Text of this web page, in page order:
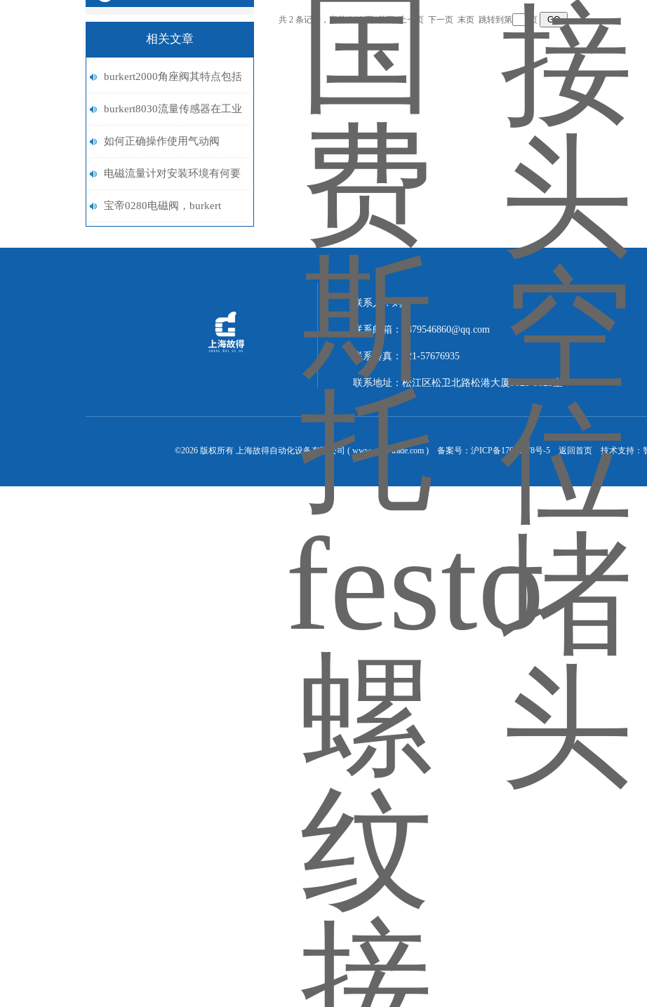
相关文章
burkert2000角座阀其特点包括
哪些呢？
burkert8030流量传感器在工业
领域中的作用
如何正确操作使用气动阀
电磁流量计对安装环境有何要
求？
宝帝0280电磁阀，burkert
共 2 条记录，当前 1 / 1 页 首页 上一页 下一页 末页 跳转到第 页
联系人：刘轩
联系邮箱：1479546860@qq.com
联系传真：021-57676935
联系地址：松江区松卫北路松港大厦9023-9025室
©2026 版权所有 上海故得自动化设备有限公司 ( www.gude-trade.com ) 备案号： 沪ICP备17012578号-5 返回首页技术支持：